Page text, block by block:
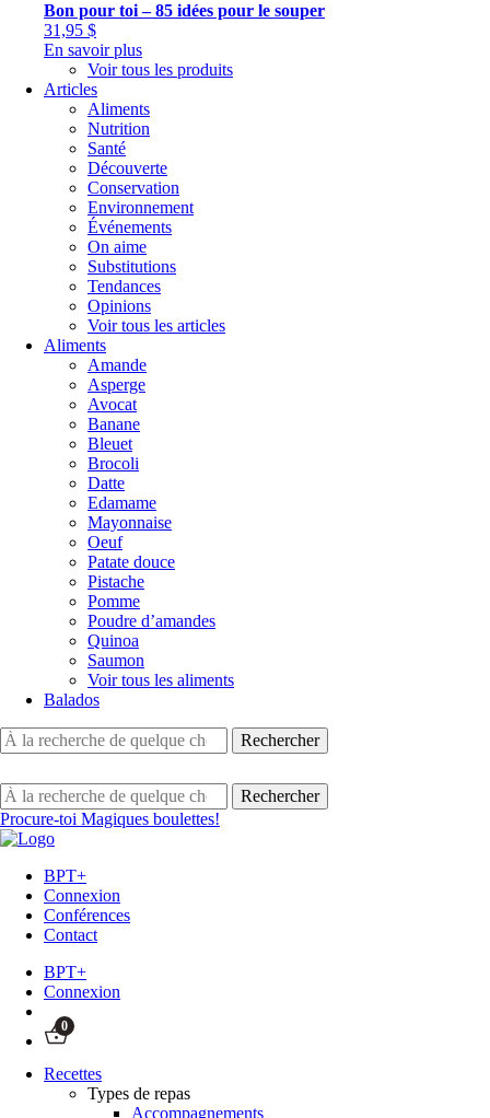
Bon pour toi – 85 idées pour le souper
31,95 $
En savoir plus
Voir tous les produits
Articles
Aliments
Nutrition
Santé
Découverte
Conservation
Environnement
Événements
On aime
Substitutions
Tendances
Opinions
Voir tous les articles
Aliments
Amande
Asperge
Avocat
Banane
Bleuet
Brocoli
Datte
Edamame
Mayonnaise
Oeuf
Patate douce
Pistache
Pomme
Poudre d’amandes
Quinoa
Saumon
Voir tous les aliments
Balados
Procure-toi Magiques boulettes!
BPT+
Connexion
Conférences
Contact
BPT+
Connexion
0
Recettes
Types de repas
Accompagnements